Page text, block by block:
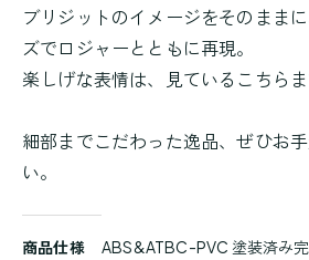
ブリジットのイメージをそのまま
ズでロジャーとともに再現。
楽しげな表情は、見ているこちらま
細部までこだわった逸品、ぜひお
い。
品
商品仕様
ABS&ATBC-PVC 塗装済み